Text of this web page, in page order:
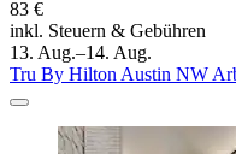
83 €
inkl. Steuern & Gebühren
13. Aug.–14. Aug.
Tru By Hilton Austin NW